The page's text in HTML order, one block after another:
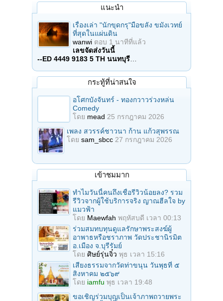
แนะนำ
เรื่องเล่า "นักขุดกรุ"มือขลัง ขมังเวทย์
ที่สุดในแผ่นดิน
wanwi ตอบ 1 นาทีที่แล้ว
เลขจัดส่งวันนี้
--ED 4449 9183 5 TH นนทบุรี
กระทู้ที่น่าสนใจ
อโศกบังจันทร์ - ทองกวาวร่วงหล่น
Comedy
โดย mead 25 กรกฎาคม 2026
เพลง สวรรค์ชาวนา ก้าน แก้วสุพรรณ
โดย sam_sbcc 27 กรกฎาคม 2026
เข้าชมมาก
ทำไมวันนี้คนถึงเชื่อรีวิวน้อยลง? รวม
รีวิวจากผู้ใช้บริการจริง ญาณฮีลใจ by
แมวฟ้า
โดย Maewfah พฤหัสบดี เวลา 00:13
ร่วมสมทบทุนดูแลรักษาพระสงฆ์ผู้
อาพาธหรือชราภาพ วัดประชานิรมิต
อ.เมือง จ.บุรีรัมย์
โดย ศิษย์รุ่นจิ๋ว พุธ เวลา 15:16
เสียงธรรมจากวัดท่าขนุน วันพุธที่ ๕
สิงหาคม ๒๕๖๙
โดย iamfu พุธ เวลา 19:48
ขอเชิญร่วมบุญเป็นเจ้าภาพถวายพระ